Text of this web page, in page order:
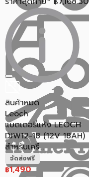
สินค้าหมด
Leoch
แบตเตอรี่แห้ง LEOCH
DJW12-18 (12V 18AH)
สำหรับเครื...
จัดส่งฟรี
฿1,490